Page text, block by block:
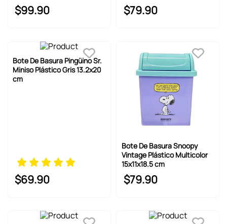
$99.90 $79.90
Bote De Basura Pingüino Sr.
Miniso Plástico Gris 13.2x20
cm
$69.90
Bote De Basura Snoopy
Vintage Plástico Multicolor
15x11x18.5 cm
$79.90